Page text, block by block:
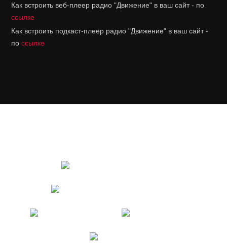
Как встроить веб-плеер радио "Движение" в ваш сайт - по
ссылке
Как встроить подкаст-плеер радио "Движение" в ваш сайт -
поссылке